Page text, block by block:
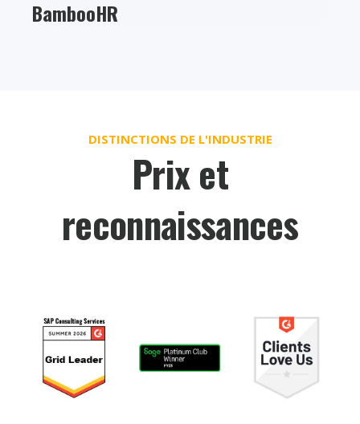
BambooHR
DISTINCTIONS DE L'INDUSTRIE
Prix et
reconnaissances